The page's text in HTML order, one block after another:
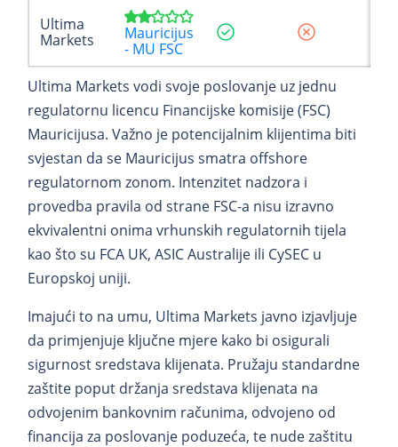
Ultima
Markets
Mauricijus
- MU FSC
Ultima Markets vodi svoje poslovanje uz jednu
regulatornu licencu Financijske komisije (FSC)
Mauricijusa. Važno je potencijalnim klijentima biti
svjestan da se Mauricijus smatra offshore
regulatornom zonom. Intenzitet nadzora i
provedba pravila od strane FSC-a nisu izravno
ekvivalentni onima vrhunskih regulatornih tijela
kao što su FCA UK, ASIC Australije ili CySEC u
Europskoj uniji.
Imajući to na umu, Ultima Markets javno izjavljuje
da primjenjuje ključne mjere kako bi osigurali
sigurnost sredstava klijenata. Pružaju standardne
zaštite poput držanja sredstava klijenata na
odvojenim bankovnim računima, odvojeno od
financija za poslovanje poduzeća, te nude zaštitu